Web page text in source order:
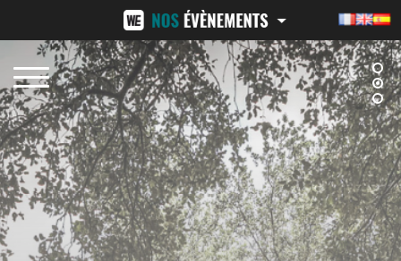
NÎMES URBAN TRAIL
15 FÉVRIER 2026
24H ST-PIERRE
13-14 JUIN 2026
BEZIERS URBAN TRAIL
11 OCTOBRE 2026
LA VENI VICI
7 NOVEMBRE 2026